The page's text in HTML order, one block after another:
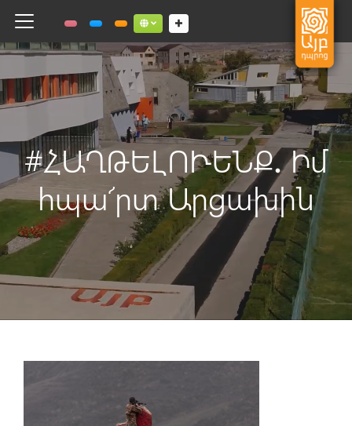
Toggle navigation Social links dropdown button
#ՀԱՂԹԵԼՈՒԵՆՔ․ Իմ
հպա՜րտ Արցախին